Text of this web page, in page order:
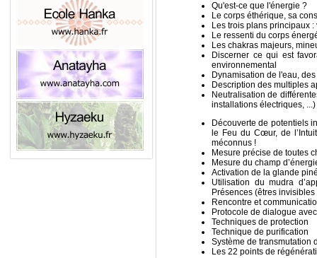
Qu'est-ce que l'énergie ?
Le corps éthérique, sa
Les trois plans principaux
Le ressenti du corps
Les chakras majeurs,
Discerner ce qui est
environnemental
Dynamisation de l'eau,
Description des multiples
Neutralisation de
installations électriques, ...)
Découverte de potentiels
le Feu du Cœur, de
méconnus !
Mesure précise de toutes
Mesure du champ
Activation de la glande
Utilisation du mudra
Présences (êtres invisibles
Rencontre et
Protocole de dialogue
Techniques de protection
Technique de purification
Système de transmutation
Les 22 points de